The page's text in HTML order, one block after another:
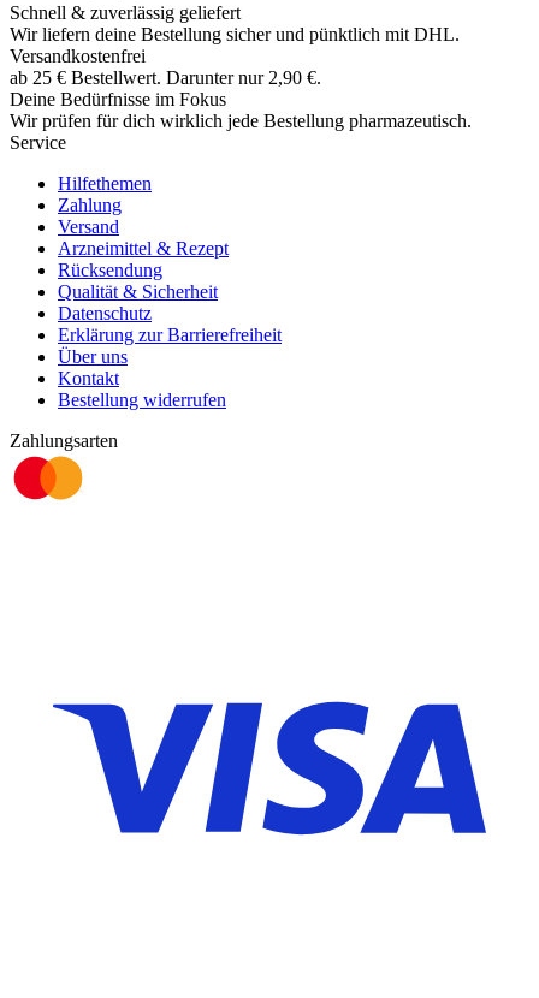
Schnell & zuverlässig geliefert
Wir liefern deine Bestellung sicher und pünktlich mit DHL.
Versandkostenfrei
ab 25 € Bestellwert. Darunter nur 2,90 €.
Deine Bedürfnisse im Fokus
Wir prüfen für dich wirklich jede Bestellung pharmazeutisch.
Service
Hilfethemen
Zahlung
Versand
Arzneimittel & Rezept
Rücksendung
Qualität & Sicherheit
Datenschutz
Erklärung zur Barrierefreiheit
Über uns
Kontakt
Bestellung widerrufen
Zahlungsarten